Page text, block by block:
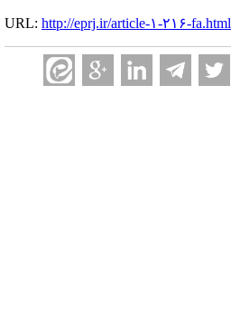
URL: http://eprj.ir/article-۱-۲۱۶-fa.html